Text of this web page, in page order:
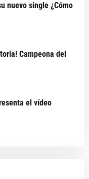
nuevo single ¿Cómo
Campeona del
el vídeo